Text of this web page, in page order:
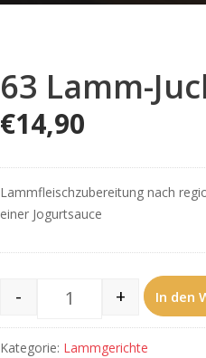
63 Lamm-
€14,90
Lammfleischzubereitung nach
einer Jogurtsauce
63 Lamm-Juckhni
- + In den
Kategorie: Lammgerichte